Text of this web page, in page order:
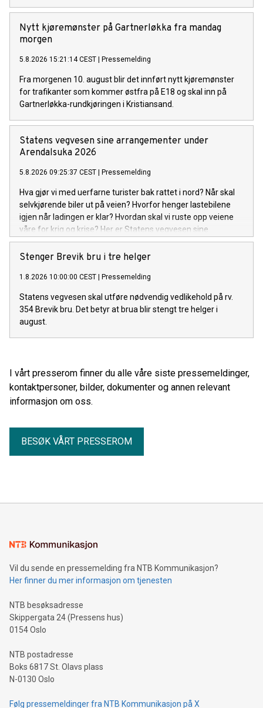
Nytt kjøremønster på Gartnerløkka fra mandag
morgen
5.8.2026 15:21:14 CEST | Pressemelding
Fra morgenen 10. august blir det innført nytt kjøremønster
for trafikanter som kommer østfra på E18 og skal inn på
Gartnerløkka-rundkjøringen i Kristiansand.
Statens vegvesen sine arrangementer under
Arendalsuka 2026
5.8.2026 09:25:37 CEST | Pressemelding
Hva gjør vi med uerfarne turister bak rattet i nord? Når skal
selvkjørende biler ut på veien? Hvorfor henger lastebilene
igjen når ladingen er klar? Hvordan skal vi ruste opp veiene
våre for krig og krise? Her er Statens vegvesen sine
arrangementer under Arendalsuka 2026.
Stenger Brevik bru i tre helger
1.8.2026 10:00:00 CEST | Pressemelding
Statens vegvesen skal utføre nødvendig vedlikehold på rv.
354 Brevik bru. Det betyr at brua blir stengt tre helger i
august.
I vårt presserom finner du alle våre siste pressemeldinger,
kontaktpersoner, bilder, dokumenter og annen relevant
informasjon om oss.
BESØK VÅRT PRESSEROM
Vil du sende en pressemelding fra NTB Kommunikasjon?
Her finner du mer informasjon om tjenesten
NTB besøksadresse
Skippergata 24 (Pressens hus)
0154 Oslo
NTB postadresse
Boks 6817 St. Olavs plass
N-0130 Oslo
Følg pressemeldinger fra NTB Kommunikasjon på X